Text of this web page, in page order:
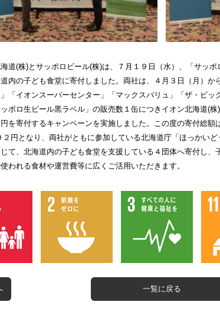
道(株)とサッポロビール(株)は、７月１９日（水）、「サッ
内の子ども食堂に寄付しました。両社は、４月３日（月）か
」「イオンスーパーセンター」「マックスバリュ」「ザ・ビ
ポロ生ビール黒ラベル」の販売数１缶につきイオン北海道(株)
を寄付するキャンペーンを実施しました。この度の寄付総
２円となり、両社がともに参加している北海道庁「ほっかい
て、北海道内の子ども食堂を支援している４団体へ寄付し、
われる食材や運営費等に広くご活用いただきます。
一覧に戻る